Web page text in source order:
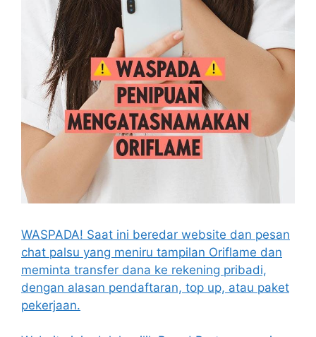
WASPADA! Saat ini beredar website dan pesan
chat palsu yang meniru tampilan Oriflame dan
meminta transfer dana ke rekening pribadi,
dengan alasan pendaftaran, top up, atau paket
pekerjaan.